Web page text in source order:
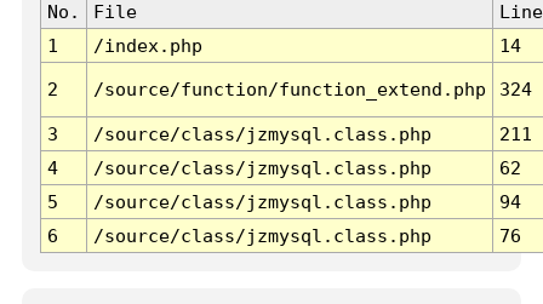
No. File
Line
1
/index.php 14
2 /source/function/function_extend.php 324
3 /source/class/jzmysql.class.php
211
4
/source/class/jzmysql.class.php
62
5
/source/class/jzmysql.class.php
94
6
/source/class/jzmysql.class.php 76